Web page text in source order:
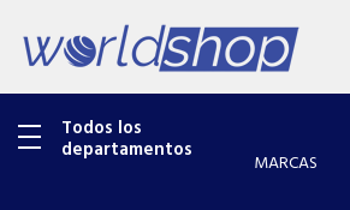
Todos los
departamentos MARCAS